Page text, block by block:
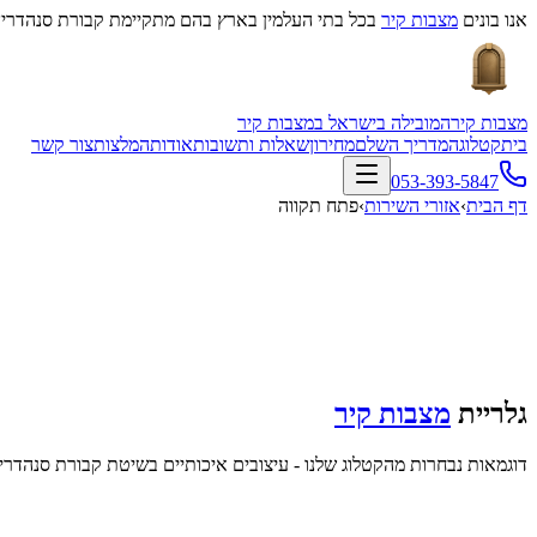
אנו בונים מצבות קיר בכל בתי העלמין בארץ בהם מתקיימת קבורת
מצבות קירהמובילה בישראל במצבות קיר
ביתקטלוגהמדריך השלםמחירוןשאלות ותשובותאודותהמלצותצור קשר
053-393-5847
דף הבית›אזורי השירות›פתח תקווה
גלריית מצבות קיר
דוגמאות נבחרות מהקטלוג שלנו - עיצובים איכותיים בשיטת קבורת